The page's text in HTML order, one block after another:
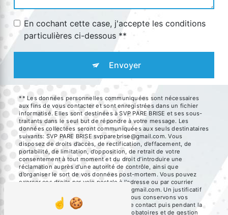
En cochant cette case, j'accepte les conditions
particulières ci-dessous **
Envoyer
** Les données personnelles communiquées sont nécessaires
aux fins de vous contacter et sont enregistrées dans un fichier
informatisé. Elles sont destinées à SVP PARE BRISE et ses sous-
traitants dans le seul but de répondre à votre message. Les
données collectées seront communiquées aux seuls destinataires
suivants: SVP PARE BRISE svpparebrise@gmail.com. Vous
disposez de droits d’accès, de rectification, d’effacement, de
portabilité, de limitation, d’opposition, de retrait de votre
consentement à tout moment et du droit d’introduire une
réclamation auprès d’une autorité de contrôle, ainsi que
d’organiser le sort de vos données post-mortem. Vous pouvez
exercer ces droits par voie postale à l'adresse ou par courrier
électronique à l'adresse svpparebrise@gmail.com. Un justificatif
d'identité pourra vous être demandé. Nous conservons vos
données pendant la période de prise de contact puis pendant la
durée de prescription légale aux fins probatoires et de gestion